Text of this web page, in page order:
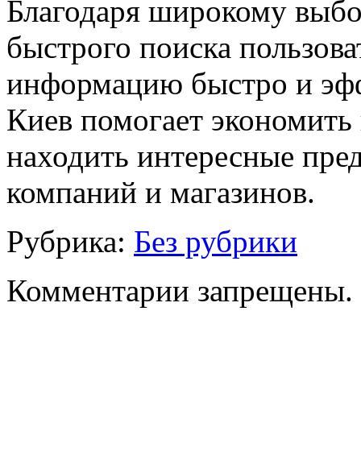
Благодаря широкому
быстрого поиска
информацию быстро и
Киев помогает
находить интересные
компаний и магазинов.
Рубрика: Без рубрики
Комментарии запрещены.